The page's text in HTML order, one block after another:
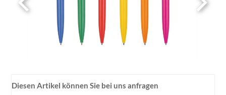
Diesen Artikel können Sie bei uns anfragen